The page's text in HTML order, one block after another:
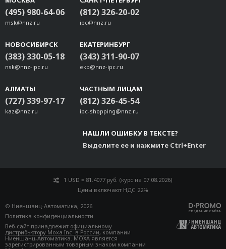
(495) 980-64-06
msk@nnz.ru
(812) 326-20-02
ipc@nnz.ru
НОВОСИБИРСК
(383) 330-05-18
nsk@nnz-ipc.ru
ЕКАТЕРИНБУРГ
(343) 311-90-07
ekb@nnz-ipc.ru
АЛМАТЫ
(727) 339-97-17
kaz@nnz.ru
ЧАСТНЫМ ЛИЦАМ
(812) 326-45-54
ipc-shopping@nnz.ru
НАШЛИ ОШИБКУ В ТЕКСТЕ?
Выделите ее и нажмите Ctrl+Enter
1 USD = 81.4077 руб. (курс на 07.08.2026)
Цены включают НДС 22%
© Ниеншанц-Автоматика, 2026
Политика конфиденциальности
Веб-сайт принадлежит официальному
дистрибьютору Moxa Inc. в России, компании
Ниеншанц-Автоматика. MOXA является
зарегистрированным товарным знаком компании